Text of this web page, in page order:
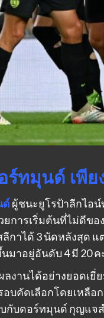
ร์ทมุนด์ เพี
ด์ ผู้ชนะยูโรป้าลีกไอ
การเริ่มต้นที่ไม่ดีขอ
กาได้ 3 นัดหลังสุด
มาอยู่อันดับ 4 มี 20 ค
ลงานได้อย่างยอดเ
อบคัดเลือกโดยเหลื
กับดอร์ทมุนด์ กุญแจ